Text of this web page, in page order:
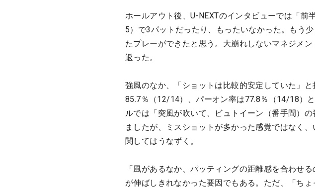
ホールアウト後、U-NEXTのインタビューでは「前
5）で3パットだったり、もったいなかった。もう
たプレーができたと思う。大崩れしないマネジメ
返った。
強風のなか、「ショットは比較的安定していた」
85.7％（12/14）、パーオン率は77.8％（14/18）
ルでは「突風が吹いて、ビュトイーン（番手間）
ましたが、ミスショットが多かった感覚ではなく
関してはうなずく。
「風があるなか、パッティングの距離感を合わせ
が伸ばしきれなかった要因でもある。ただ、「ち